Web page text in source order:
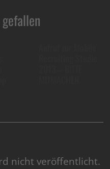
nicht veröffentlicht.